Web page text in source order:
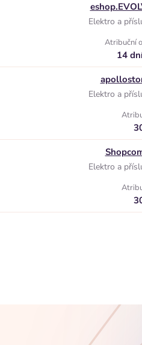
Elektro a
Atribuční
14
Elektro a
Elektro a